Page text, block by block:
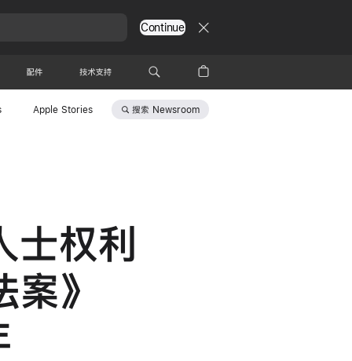
Continue
配件 技术支持
Apple Stories 搜索 Newsroom
权利
》